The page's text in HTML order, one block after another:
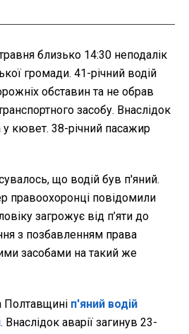
близько 14:30 неподалік
громади. 41-річний водій
обставин та не обрав
засобу. Внаслідок
кювет. 38-річний пасажир
що водій був п'яний.
правоохоронці повідомили
загрожує від п’яти до
з позбавленням права
засобами на такий же
Полтавщині п'яний водій
. Внаслідок аварії загинув 23-